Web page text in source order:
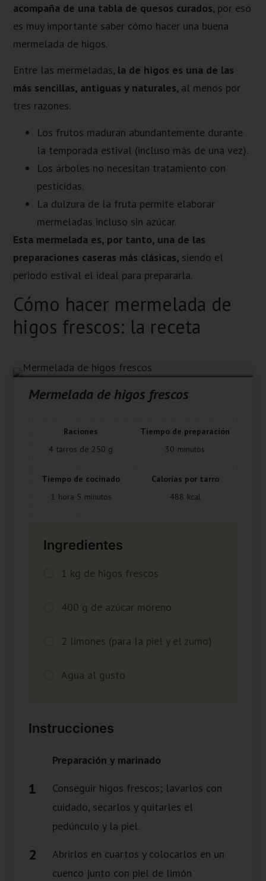
acompaña de una tabla de quesos curados, por eso
es muy importante saber cómo hacer una buena
mermelada de higos.
Entre las mermeladas, la de higos es una de las
más sencillas, antiguas y naturales, al menos por
tres razones.
Los frutos maduran abundantemente durante
la temporada estival (incluso más de una vez).
Los árboles no necesitan tratamiento con
pesticidas.
La dulzura de la fruta permite elaborar
mermeladas incluso sin azúcar.
Esta mermelada es, por tanto, una de las
preparaciones caseras más clásicas, siendo el
periodo estival el ideal para prepararla.
Cómo hacer mermelada de
higos frescos: la receta
Mermelada de higos frescos
Raciones
4 tarros de 250 g
Tiempo de preparación
30 minutos
Tiempo de cocinado
1 hora 5 minutos
Calorías por tarro
488 kcal
Ingredientes
1 kg de higos frescos
400 g de azúcar moreno
2 limones (para la piel y el zumo)
Agua al gusto
Instrucciones
Preparación y marinado
Conseguir higos frescos; lavarlos con
cuidado, secarlos y quitarles el
pedúnculo y la piel.
Abrirlos en cuartos y colocarlos en un
cuenco junto con piel de limón